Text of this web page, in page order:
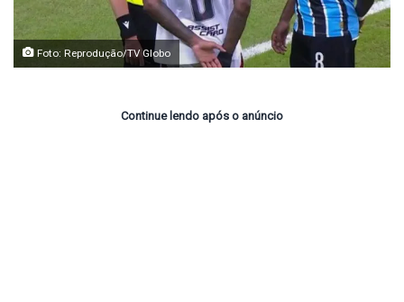
Foto: Reprodução/TV Globo
Continue lendo após o anúncio